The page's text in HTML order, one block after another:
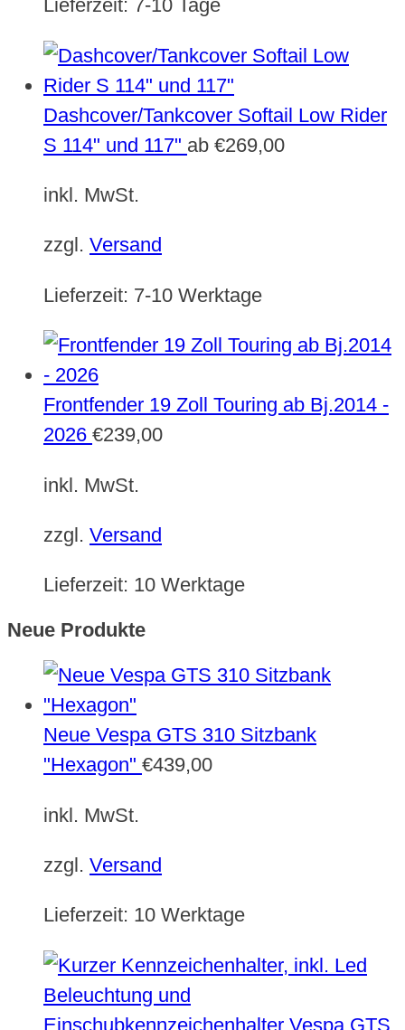
Lieferzeit: 7-10 Tage
Dashcover/Tankcover Softail Low Rider
S 114" und 117" ab €269,00
inkl. MwSt.
zzgl. Versand
Lieferzeit: 7-10 Werktage
Frontfender 19 Zoll Touring ab Bj.2014 -
2026 €239,00
inkl. MwSt.
zzgl. Versand
Lieferzeit: 10 Werktage
Neue Produkte
Neue Vespa GTS 310 Sitzbank
"Hexagon" €439,00
inkl. MwSt.
zzgl. Versand
Lieferzeit: 10 Werktage